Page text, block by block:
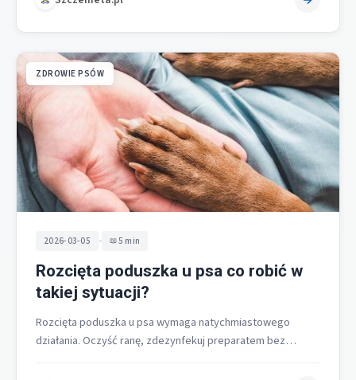
ZDROWIE PSÓW
2026-03-05 • 5 min
Rozcięta poduszka u psa co robić w
takiej sytuacji?
Rozcięta poduszka u psa wymaga natychmiastowego
działania. Oczyść ranę, zdezynfekuj preparatem bez